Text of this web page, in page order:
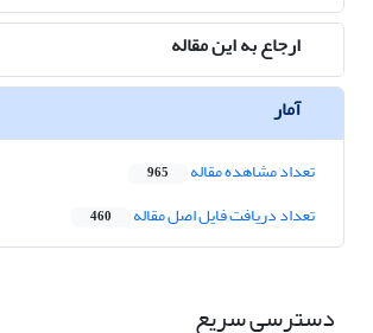
ارجاع به این مقاله
آمار
تعداد مشاهده مقاله 965
تعداد دریافت فایل اصل مقاله 460
دسترسی سریع